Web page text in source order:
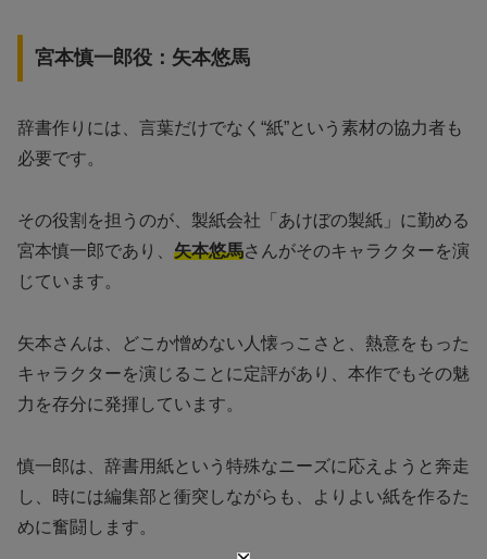
宮本慎一郎役：矢本悠馬
辞書作りには、言葉だけでなく“紙”という素材の協力者も
必要です。
その役割を担うのが、製紙会社「あけぼの製紙」に勤める
宮本慎一郎であり、 矢本悠馬さんがそのキャラクターを演
じています。
矢本さんは、どこか憎めない人懐っこさと、熱意をもった
キャラクターを演じることに定評があり、本作でもその魅
力を存分に発揮しています。
慎一郎は、辞書用紙という特殊なニーズに応えようと奔走
し、時には編集部と衝突しながらも、よりよい紙を作るた
めに奮闘します。